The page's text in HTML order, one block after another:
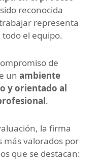
reconocida
representa
el equipo.
de
un ambiente
y orientado al
.
la firma
más valorados por
que se destacan: